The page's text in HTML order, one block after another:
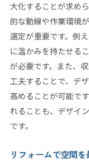
大化することが求め
的な動線や作業環境
選定が重要です。例
に温かみを持たせる
が必要です。また、
工夫することで、デ
高めることが可能で
れることも、デザイ
です。
リフォームで空間